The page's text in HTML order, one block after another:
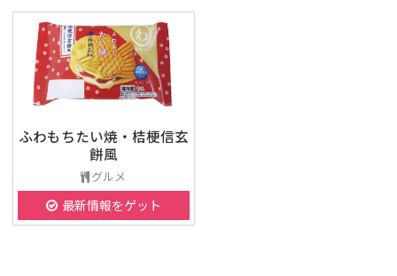
ふわもちたい焼・桔梗信玄
餅風
グルメ
最新情報をゲット